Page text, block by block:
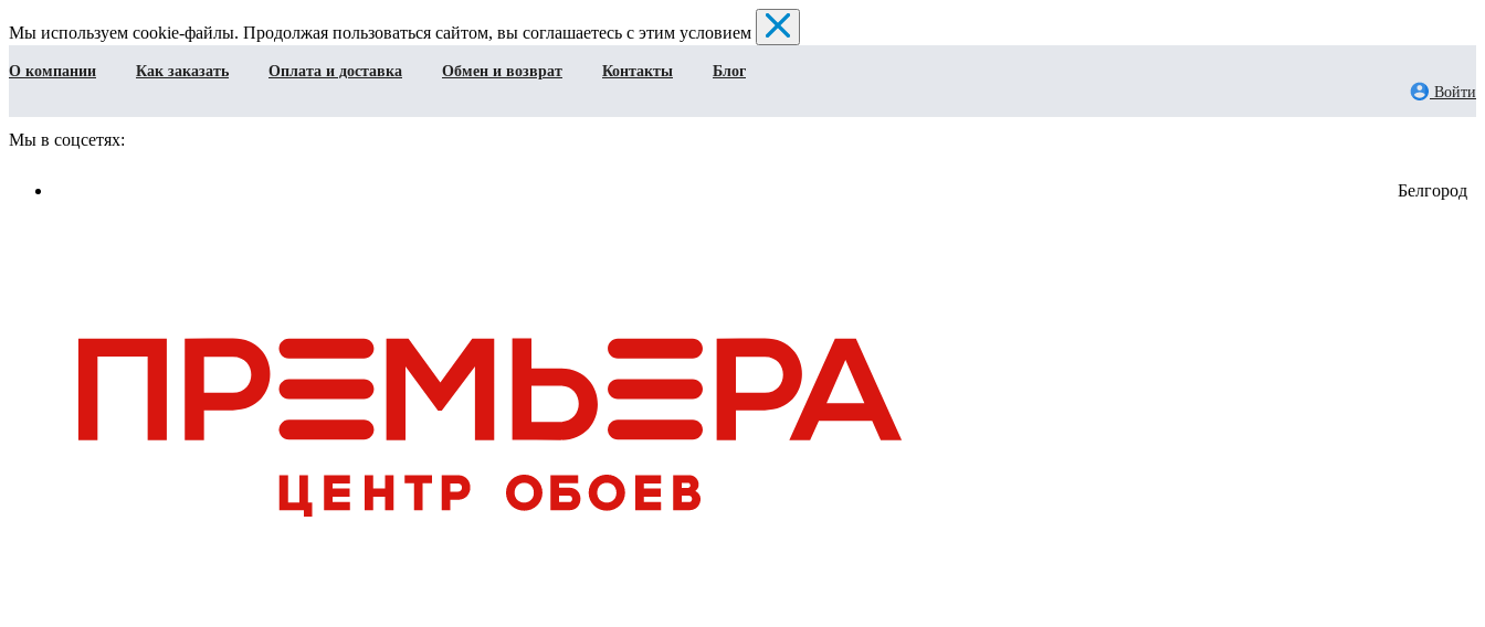
Мы используем cookie-файлы. Продолжая пользоваться сайтом, вы соглашаетесь с этим условием
О компании Как заказать Оплата и доставка Обмен и возврат Контакты
Блог
Войти
Мы в соцсетях:
Белгород